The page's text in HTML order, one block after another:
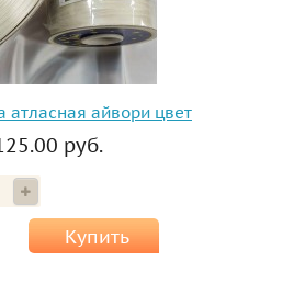
атласная айвори цвет
руб.
Купить